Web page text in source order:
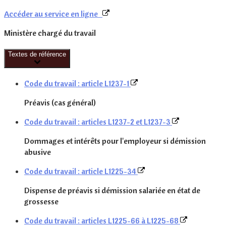
Accéder au service en ligne
Ministère chargé du travail
Textes de référence
Code du travail : article L1237-1
Préavis (cas général)
Code du travail : articles L1237-2 et L1237-3
Dommages et intérêts pour l'employeur si démission
abusive
Code du travail : article L1225-34
Dispense de préavis si démission salariée en état de
grossesse
Code du travail : articles L1225-66 à L1225-68